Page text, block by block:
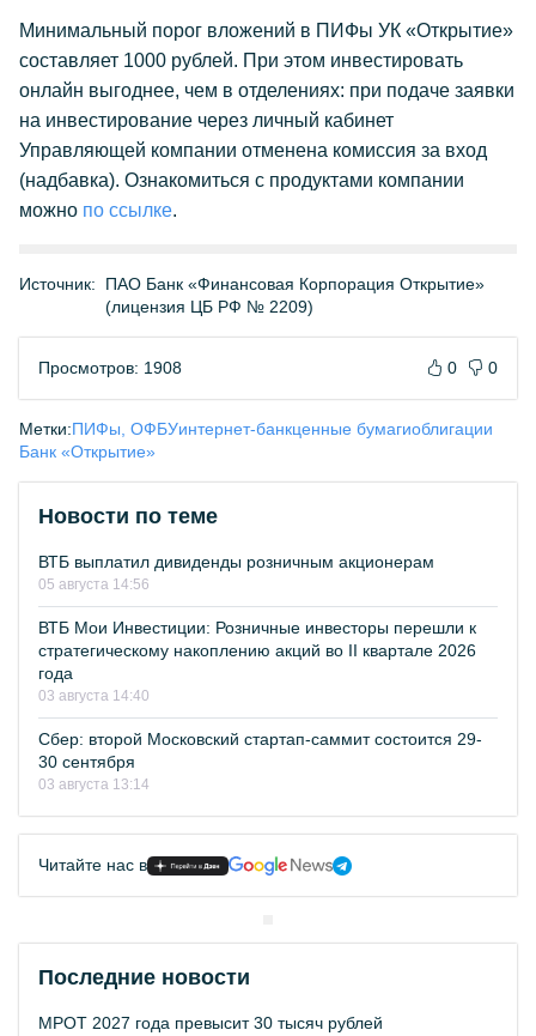
Минимальный порог вложений в ПИФы УК «Открытие»
составляет 1000 рублей. При этом инвестировать
онлайн выгоднее, чем в отделениях: при подаче заявки
на инвестирование через личный кабинет
Управляющей компании отменена комиссия за вход
(надбавка). Ознакомиться с продуктами компании
можно по ссылке.
Источник:
ПАО Банк «Финансовая Корпорация Открытие»
(лицензия ЦБ РФ № 2209)
Просмотров: 1908 0 0
Метки:ПИФы, ОФБУинтернет-банкценные бумагиоблигации
Банк «Открытие»
Новости по теме
ВТБ выплатил дивиденды розничным акционерам
05 августа 14:56
ВТБ Мои Инвестиции: Розничные инвесторы перешли к
стратегическому накоплению акций во II квартале 2026
года
03 августа 14:40
Сбер: второй Московский стартап-саммит состоится 29-
30 сентября
03 августа 13:14
Читайте нас в
Последние новости
МРОТ 2027 года превысит 30 тысяч рублей